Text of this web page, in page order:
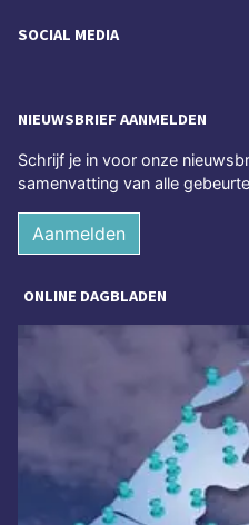
SOCIAL MEDIA
NIEUWSBRIEF AANMELDEN
Schrijf je in voor onze
samenvatting van alle
Aanmelden
ONLINE DAGBLADEN